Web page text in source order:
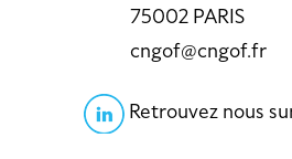
75002 PARIS
cngof@cngof.fr
Retrouvez nous